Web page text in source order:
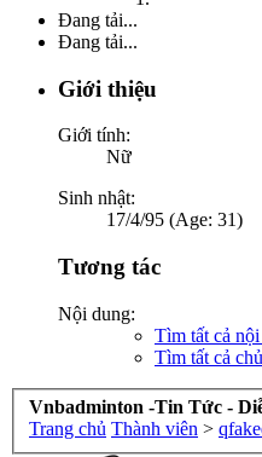
Đang tải...
Đang tải...
Giới thiệu
Giới tính:
Nữ
Sinh nhật:
17/4/95 (Age: 31)
Tương tác
Nội dung:
Tìm tất cả
Tìm tất cả
Vnbadminton -Tin Tức -
Trang chủ Thành viên >